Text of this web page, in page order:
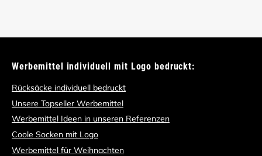
Werbemittel individuell mit Logo bedruckt:
Rücksäcke individuell bedruckt
Unsere Topseller Werbemittel
Werbemittel Ideen in unseren Referenzen
Coole Socken mit Logo
Werbemittel für Weihnachten